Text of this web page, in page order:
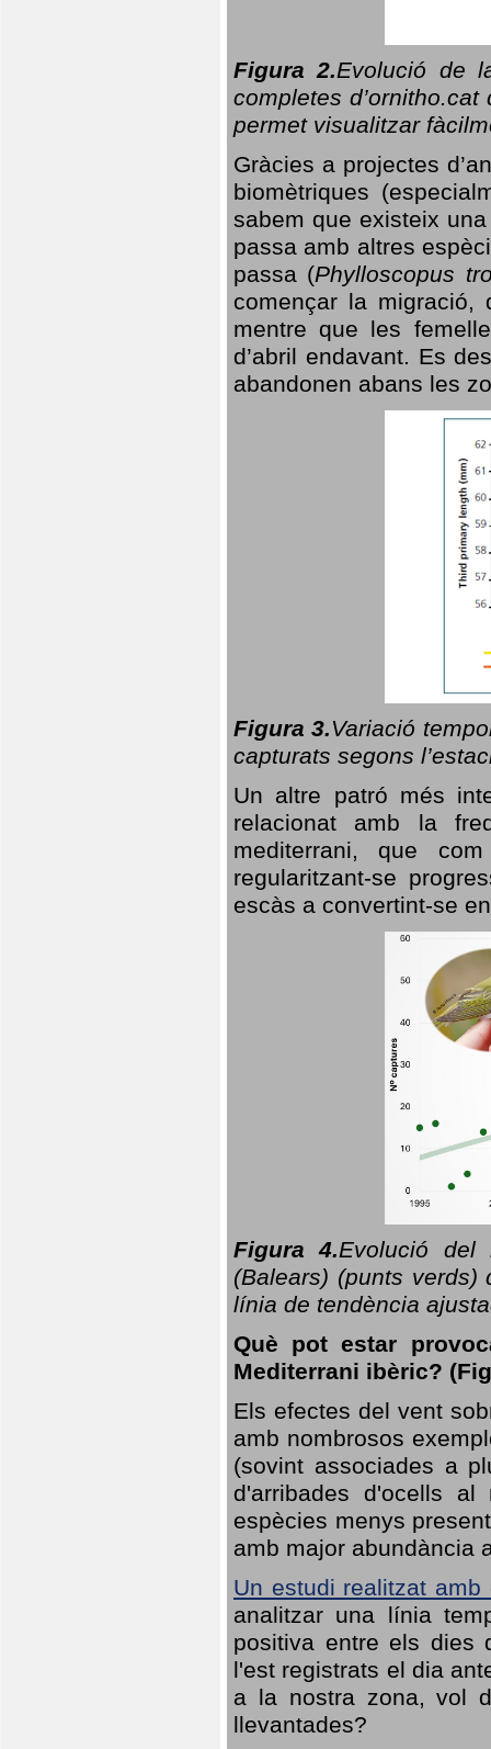
Figura 2.Evolució de
completes
permet visualitzar
Gràcies a projectes
biomètriques
sabem que existeix
passa amb altres
passa (Phylloscopus
començar la migració,
mentre que les
d’abril endavant. Es
abandonen abans les
Figura 3.Variació
capturats segons
Un altre patró més
relacionat amb la
mediterrani, que
regularitzant-se
escàs a convertint-se
Figura 4.Evolució del
(Balears) (punts
línia de tendència
Què pot estar
Mediterrani ibèric?
Els efectes del vent
amb nombrosos
(sovint associades a
d'arribades d'ocells
espècies menys
amb major abundància
Un estudi realitzat amb
analitzar una línia
positiva entre els dies
l'est registrats el dia
a la nostra zona, vol
llevantades?